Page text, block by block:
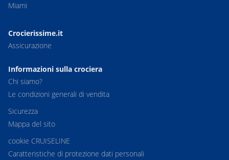
Miami
Crocierissime.it
Assicurazione
Informazioni sulla crociera
Chi siamo?
Le condizioni generali di vendita
Sicurezza
Mappa del sito
cookie CRUISELINE
Caratteristiche di protezione dati personali